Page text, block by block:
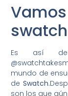
swatch
Es así
mundo de
deSwatch.
son los que